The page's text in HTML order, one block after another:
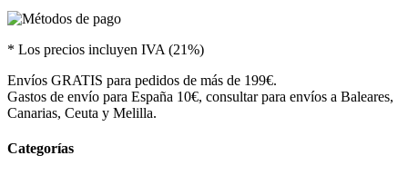
* Los precios incluyen IVA (21%)
Envíos GRATIS para pedidos de más de 199€.
Gastos de envío para España 10€, consultar para envíos a Baleares,
Canarias, Ceuta y Melilla.
Categorías